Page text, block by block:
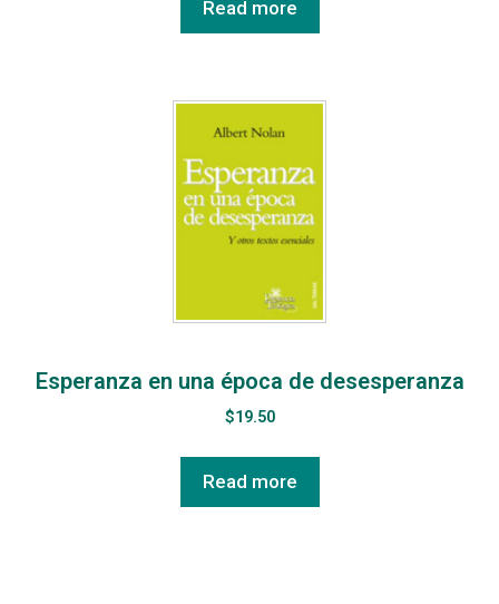
Read more
Esperanza en una época de desesperanza
$19.50
Read more